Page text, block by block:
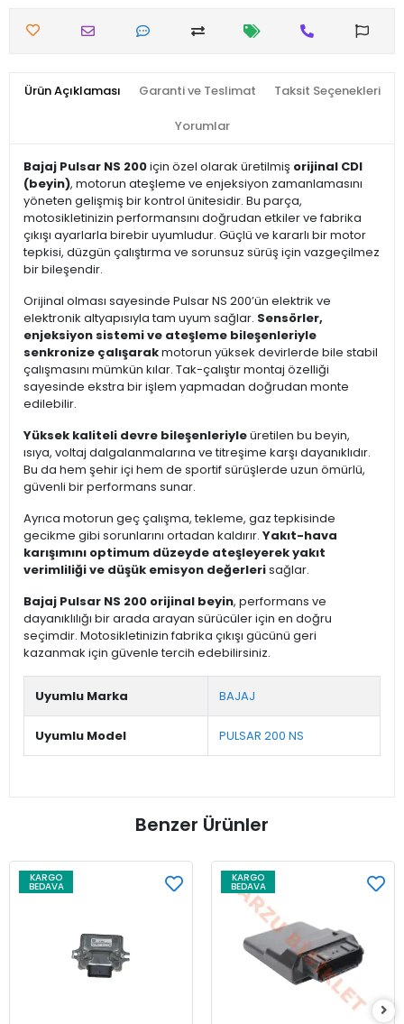
Ürün Açıklaması Garanti ve Teslimat Taksit Seçenekleri
Yorumlar
Bajaj Pulsar NS 200için özel olarak üretilmiş orijinal CDI
(beyin), motorun ateşleme ve enjeksiyon zamanlamasını
yöneten gelişmiş bir kontrol ünitesidir. Bu parça,
motosikletinizin performansını doğrudan etkiler ve fabrika
çıkışı ayarlarla birebir uyumludur. Güçlü ve kararlı bir motor
tepkisi, düzgün çalıştırma ve sorunsuz sürüş için vazgeçilmez
bir bileşendir.
Orijinal olması sayesinde Pulsar NS 200’ün elektrik ve
elektronik altyapısıyla tam uyum sağlar. Sensörler,
enjeksiyon sistemi ve ateşleme bileşenleriyle
senkronize çalışarakmotorun yüksek devirlerde bile stabil
çalışmasını mümkün kılar. Tak-çalıştır montaj özelliği
sayesinde ekstra bir işlem yapmadan doğrudan monte
edilebilir.
Yüksek kaliteli devre bileşenleriyleüretilen bu beyin,
ısıya, voltaj dalgalanmalarına ve titreşime karşı dayanıklıdır.
Bu da hem şehir içi hem de sportif sürüşlerde uzun ömürlü,
güvenli bir performans sunar.
Ayrıca motorun geç çalışma, tekleme, gaz tepkisinde
gecikme gibi sorunlarını ortadan kaldırır. Yakıt-hava
karışımını optimum düzeyde ateşleyerek yakıt
verimliliği ve düşük emisyon değerlerisağlar.
Bajaj Pulsar NS 200 orijinal beyin, performans ve
dayanıklılığı bir arada arayan sürücüler için en doğru
seçimdir. Motosikletinizin fabrika çıkışı gücünü geri
kazanmak için güvenle tercih edebilirsiniz.
Uyumlu Marka BAJAJ
Uyumlu Model PULSAR 200 NS
Benzer Ürünler
KARGO
BEDAVA
KARGO
BEDAVA